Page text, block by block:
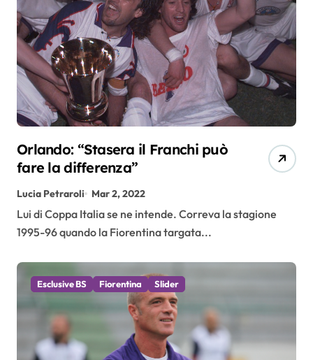
Orlando: “Stasera il Franchi può
fare la differenza”
Lucia Petraroli Mar 2, 2022
Lui di Coppa Italia se ne intende. Correva la stagione
1995-96 quando la Fiorentina targata...
Esclusive BS Fiorentina Slider